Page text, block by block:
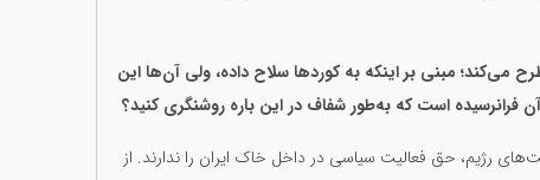
می‌کند؛ مبنی بر اینکه به کوردها سلاح داده، ولی آن‌ها این
فرانرسیده است که به‌طور شفاف در این باره روشنگری کنید؟
رژیم، حق فعالیت سیاسی در داخل خاک ایران را ندارند. از